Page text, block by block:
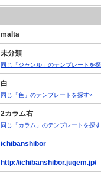
malta
未分類
同じ「ジャンル」のテンプレートを
白
同じ「色」のテンプレートを探す»
2カラム右
同じ「カラム」のテンプレートを探
ichibanshibor
http://ichibanshibor.jugem.jp/